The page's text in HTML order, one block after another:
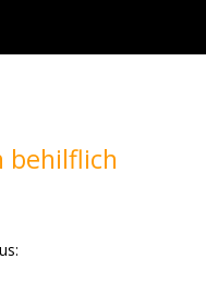
behilflich